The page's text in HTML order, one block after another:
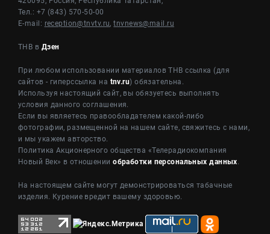
Тел.: +7 (843) 570-50-00
E-mail: reception@tnvtv.ru,tnvnews@mail.ru
ТНВ в Дзен
При любом использовании материалов ТНВ ссылка (для
сайтов - гиперссылка на tnv.ru) обязательна.
Используя настоящий сайт, вы обязуетесь выполнять
условия данного соглашения.
Если вы являетесь правообладателем какой-либо
фотографии, размещенной на нашем сайте, свяжитесь с нами,
и мы укажем авторство.
Политика Акционерного общества «Телерадиокомпания
Новый Век» в отношенииобработки персональных данных.
На настоящем сайте могут демонстрироваться табачные
изделия. Курение вредит вашему здоровью.